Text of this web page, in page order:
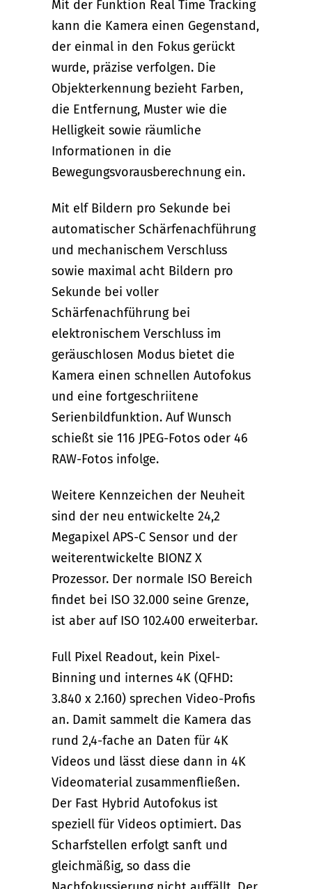
Mit der Funktion Real Time Tracking
kann die Kamera einen Gegenstand,
der einmal in den Fokus gerückt
wurde, präzise verfolgen. Die
Objekterkennung bezieht Farben,
die Entfernung, Muster wie die
Helligkeit sowie räumliche
Informationen in die
Bewegungsvorausberechnung ein.
Mit elf Bildern pro Sekunde bei
automatischer Schärfenachführung
und mechanischem Verschluss
sowie maximal acht Bildern pro
Sekunde bei voller
Schärfenachführung bei
elektronischem Verschluss im
geräuschlosen Modus bietet die
Kamera einen schnellen Autofokus
und eine fortgeschriitene
Serienbildfunktion. Auf Wunsch
schießt sie 116 JPEG-Fotos oder 46
RAW-Fotos infolge.
Weitere Kennzeichen der Neuheit
sind der neu entwickelte 24,2
Megapixel APS-C Sensor und der
weiterentwickelte BIONZ X
Prozessor. Der normale ISO Bereich
findet bei ISO 32.000 seine Grenze,
ist aber auf ISO 102.400 erweiterbar.
Full Pixel Readout, kein Pixel-
Binning und internes 4K (QFHD:
3.840 x 2.160) sprechen Video-Profis
an. Damit sammelt die Kamera das
rund 2,4-fache an Daten für 4K
Videos und lässt diese dann in 4K
Videomaterial zusammenfließen.
Der Fast Hybrid Autofokus ist
speziell für Videos optimiert. Das
Scharfstellen erfolgt sanft und
gleichmäßig, so dass die